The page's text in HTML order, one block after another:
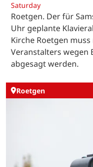
Saturday
Roetgen. Der für
Uhr geplante
Kirche Roetgen
Veranstalters wegen
abgesagt werden.
Roetgen